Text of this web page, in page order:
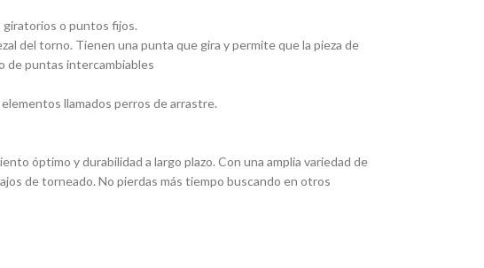
o puntos fijos.
del torno. Tienen una punta que gira y permite que la pieza de
de puntas intercambiables
llamados perros de arrastre.
óptimo y durabilidad a largo plazo. Con una amplia variedad de
de torneado. No pierdas más tiempo buscando en otros